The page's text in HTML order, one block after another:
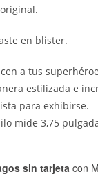
en blister.
a tus
estilizada e
para exhibirse.
mide 3,75
sin tarjetacon